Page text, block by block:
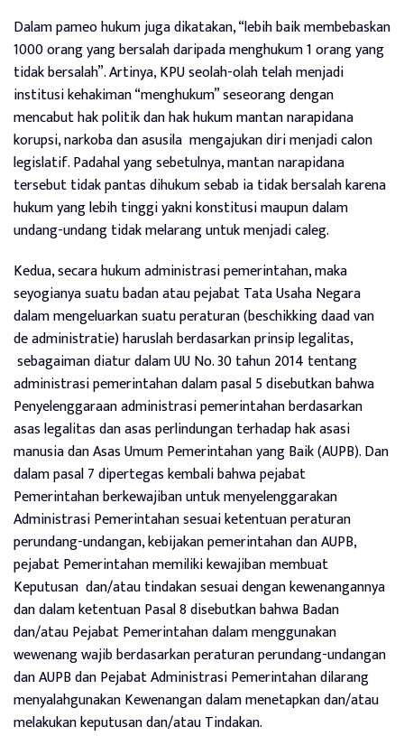
Dalam pameo hukum juga dikatakan, “lebih baik membebaskan
1000 orang yang bersalah daripada menghukum 1 orang yang
tidak bersalah”. Artinya, KPU seolah-olah telah menjadi
institusi kehakiman “menghukum” seseorang dengan
mencabut hak politik dan hak hukum mantan narapidana
korupsi, narkoba dan asusila mengajukan diri menjadi calon
legislatif. Padahal yang sebetulnya, mantan narapidana
tersebut tidak pantas dihukum sebab ia tidak bersalah karena
hukum yang lebih tinggi yakni konstitusi maupun dalam
undang-undang tidak melarang untuk menjadi caleg.
Kedua, secara hukum administrasi pemerintahan, maka
seyogianya suatu badan atau pejabat Tata Usaha Negara
dalam mengeluarkan suatu peraturan (beschikking daad van
de administratie) haruslah berdasarkan prinsip legalitas,
sebagaiman diatur dalam UU No. 30 tahun 2014 tentang
administrasi pemerintahan dalam pasal 5 disebutkan bahwa
Penyelenggaraan administrasi pemerintahan berdasarkan
asas legalitas dan asas perlindungan terhadap hak asasi
manusia dan Asas Umum Pemerintahan yang Baik (AUPB). Dan
dalam pasal 7 dipertegas kembali bahwa pejabat
Pemerintahan berkewajiban untuk menyelenggarakan
Administrasi Pemerintahan sesuai ketentuan peraturan
perundang-undangan, kebijakan pemerintahan dan AUPB,
pejabat Pemerintahan memiliki kewajiban membuat
Keputusan dan/atau tindakan sesuai dengan kewenangannya
dan dalam ketentuan Pasal 8 disebutkan bahwa Badan
dan/atau Pejabat Pemerintahan dalam menggunakan
wewenang wajib berdasarkan peraturan perundang-undangan
dan AUPB dan Pejabat Administrasi Pemerintahan dilarang
menyalahgunakan Kewenangan dalam menetapkan dan/atau
melakukan keputusan dan/atau Tindakan.